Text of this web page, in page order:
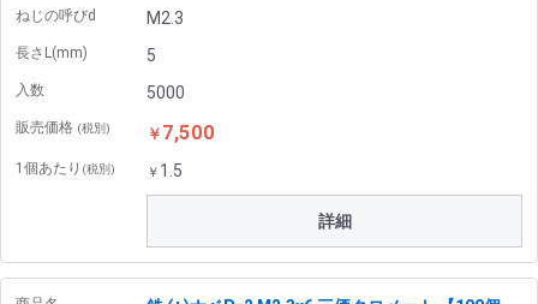
ねじの呼びd M2.3
長さL(mm) 5
入数 5000
販売価格 (税別) ￥ 7,500
1個あたり (税別) ￥ 1.5
詳細